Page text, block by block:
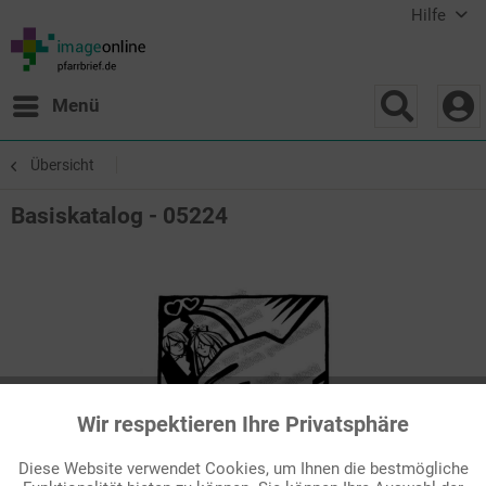
Hilfe
Menü
Übersicht
Basiskatalog - 05224
Funktionale Aktiv
Wir respektieren Ihre Privatsphäre
Diese Website verwendet Cookies, um Ihnen die bestmögliche